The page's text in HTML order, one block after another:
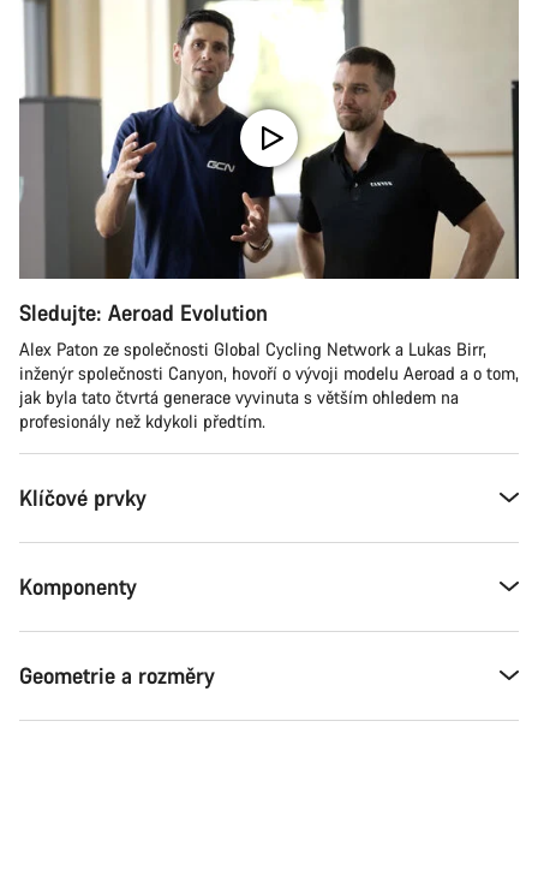
Sledujte: Aeroad Evolution
Alex Paton ze společnosti Global Cycling Network a Lukas Birr,
inženýr společnosti Canyon, hovoří o vývoji modelu Aeroad a o tom,
jak byla tato čtvrtá generace vyvinuta s větším ohledem na
profesionály než kdykoli předtím.
Klíčové prvky
Komponenty
Geometrie a rozměry